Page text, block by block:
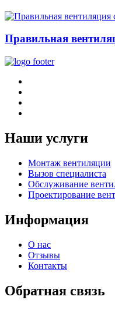
Правильная
Наши услуги
Монтаж вентиляции
Вызов специалиста
Обслуживание
Проектирование
Информация
О нас
Отзывы
Контакты
Обратная связь